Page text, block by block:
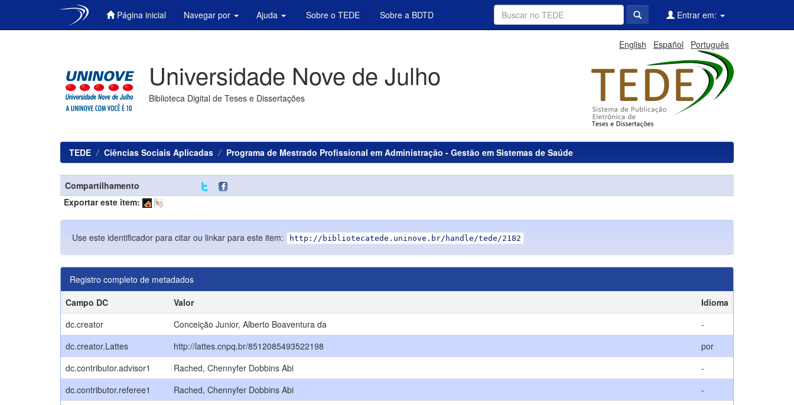
Página inicial Navegar por Ajuda Sobre o TEDE Sobre a BDTD Entrar em:
English Español Português
Universidade Nove de Julho
Biblioteca Digital de Teses e Dissertações
TEDE Ciências Sociais Aplicadas Programa de Mestrado Profissional em Administração - Gestão em Sistemas de Saúde
Compartilhamento
Exportar este item:
Use este identificador para citar ou linkar para este item: http://bibliotecatede.uninove.br/handle/tede/2182
Registro completo de metadados
Campo DC
Valor
Idioma
dc.creator
Conceição Junior, Alberto Boaventura da
-
dc.creator.Lattes
http://lattes.cnpq.br/8512085493522198
por
dc.contributor.advisor1
Rached, Chennyfer Dobbins Abi
-
dc.contributor.referee1
Rached, Chennyfer Dobbins Abi
-